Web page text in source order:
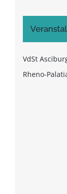
VdSt
Rheno-